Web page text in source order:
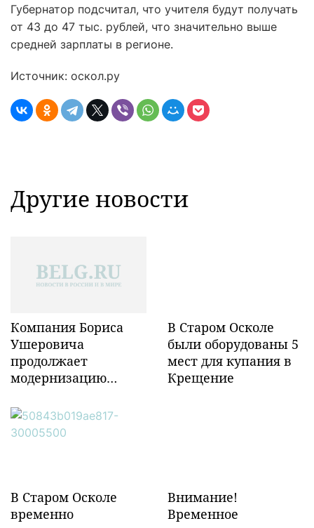
Губернатор подсчитал, что учителя будут получать
от 43 до 47 тыс. рублей, что значительно выше
средней зарплаты в регионе.
Источник: оскол.ру
Другие новости
Компания Бориса
Ушеровича
продолжает
модернизацию
инфраструктуры в
Забайкалье
В Старом Осколе
были оборудованы 5
мест для купания в
Крещение
В Старом Осколе
временно
Внимание!
Временное